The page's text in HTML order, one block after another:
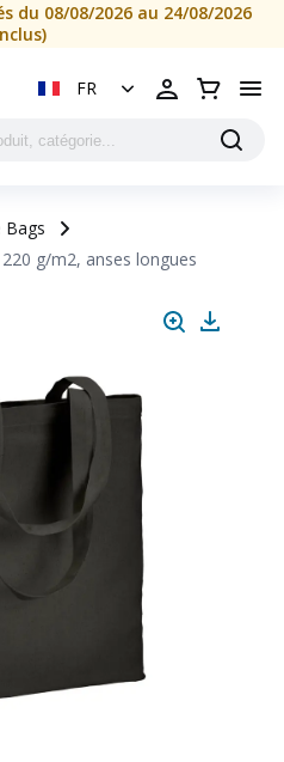
du 08/08/2026 au 24/08/2026
FR
Bags
g/m2, anses longues